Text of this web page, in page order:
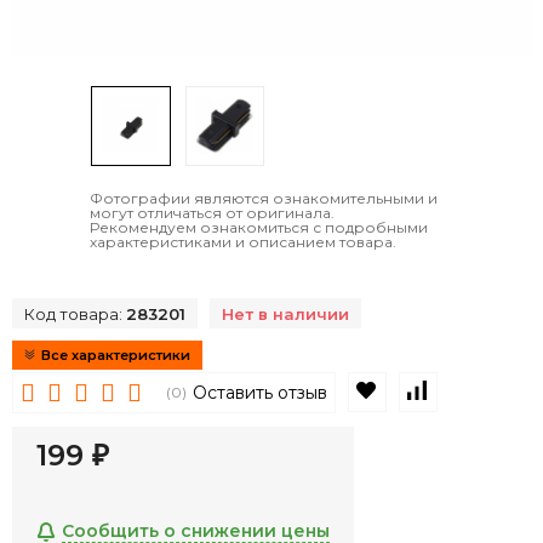
Фотографии являются ознакомительными и
могут отличаться от оригинала.
Рекомендуем ознакомиться с подробными
характеристиками и описанием товара.
Код товара: 283201 Нет в наличии
Все характеристики
(0) Оставить отзыв В избранное
199 ₽
Сообщить о снижении цены